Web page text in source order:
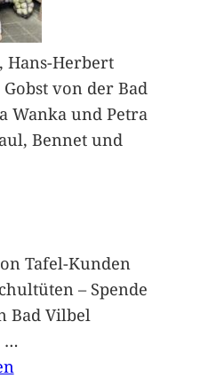
Hans-Herbert
von der Bad
Wanka und Petra
Bennet und
Tafel-Kunden
– Spende
Bad Vilbel
…